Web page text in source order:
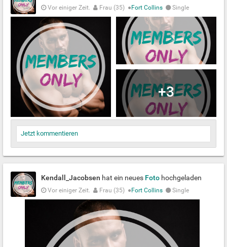
Vor einiger Zeit. Frau (35) ● Fort Collins Single
+3
Jetzt kommentieren
Kendall_Jacobsen hat ein neues Foto hochgeladen
Vor einiger Zeit. Frau (35) ● Fort Collins Single